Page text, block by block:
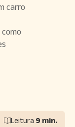
carro
Leitura 9 min.